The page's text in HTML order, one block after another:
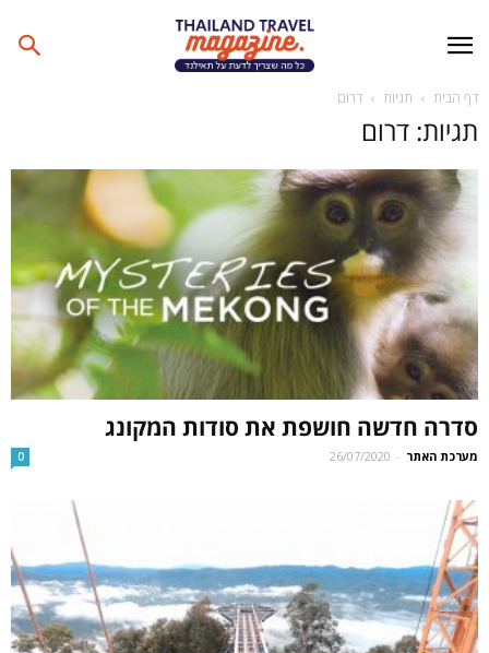
דף הבית תגיות דרום
תגיות: דרום
סדרה חדשה חושפת את סודות המקונג
מערכת האתר -
26/07/2020
0